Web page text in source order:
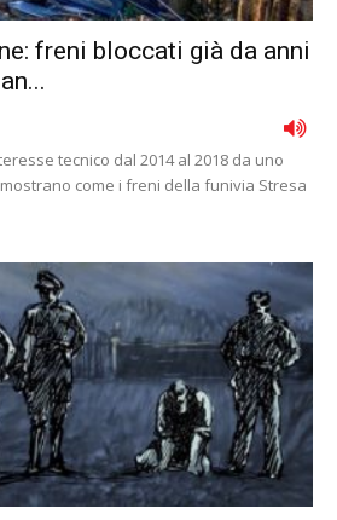
freni bloccati già da anni
tecnico dal 2014 al 2018 da uno
come i freni della funivia Stresa